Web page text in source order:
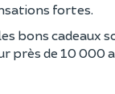
fortes.
bons cadeaux
près de 10 000